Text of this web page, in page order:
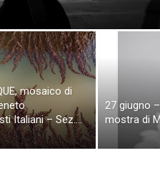
mosaico di
Italiani – Sez....
27 giugno
mostra di